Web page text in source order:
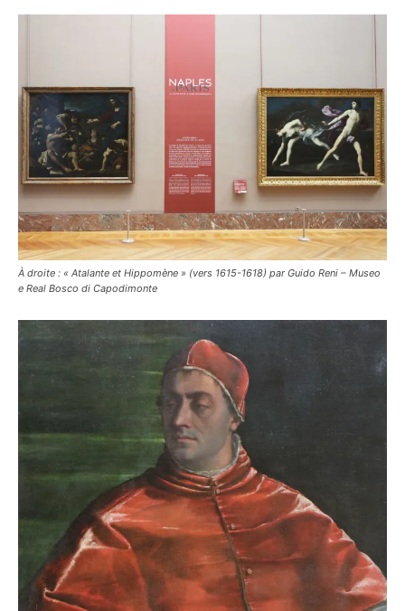
À droite : « Atalante et Hippomène » (vers 1615-1618) par Guido Reni – Museo
e Real Bosco di Capodimonte